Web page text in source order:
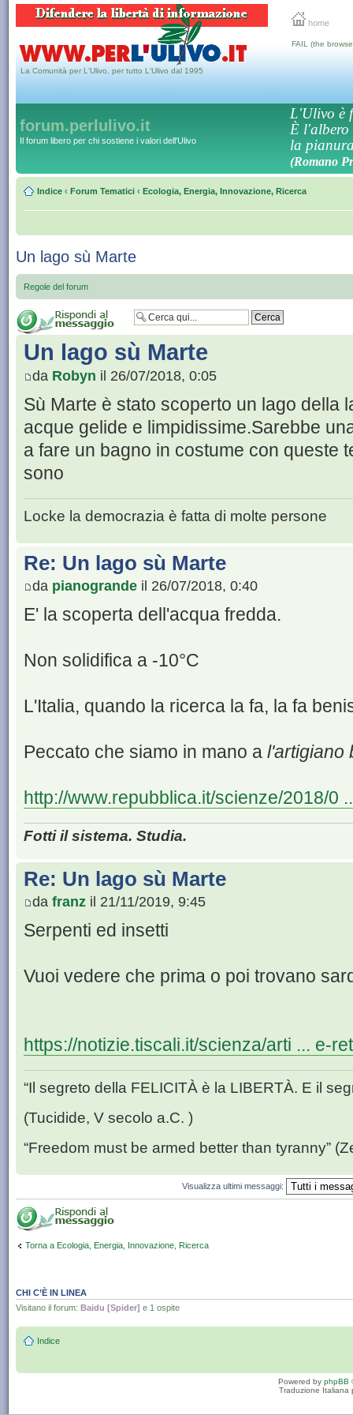
home
La Comunità per L'Ulivo, per tutto L'Ulivo dal 1995
FAIL (the
forum.perlulivo.it
Il forum libero per chi sostiene i valori dell'Ulivo
L'Ulivo è
È l'albero
la
(Romano
Indice ‹ Forum Tematici ‹ Ecologia, Energia, Innovazione, Ricerca
Un lago sù Marte
Regole del forum
Un lago sù Marte
da Robyn il 26/07/2018, 0:05
Sù Marte è stato scoperto un lago della
acque gelide e limpidissime.Sarebbe
a fare un bagno in costume con queste
sono
Locke la democrazia è fatta di molte persone
Re: Un lago sù Marte
da pianogrande il 26/07/2018, 0:40
E' la scoperta dell'acqua fredda.
Non solidifica a -10°C
L'Italia, quando la ricerca la fa, la fa
Peccato che siamo in mano a l'artigiano
http://www.repubblica.it/scienze/2018/0
Fotti il sistema. Studia.
Re: Un lago sù Marte
da franz il 21/11/2019, 9:45
Serpenti ed insetti
Vuoi vedere che prima o poi trovano
https://notizie.tiscali.it/scienza/arti ... e-
“Il segreto della FELICITÀ è la LIBERTÀ. E il
(Tucidide, V secolo a.C. )
“Freedom must be armed better than tyranny”
Visualizza ultimi messaggi:
Torna a Ecologia, Energia, Innovazione, Ricerca
CHI C’È IN LINEA
Visitano il forum: Baidu [Spider] e 1 ospite
Indice
Powered by phpBB
Traduzione Italiana